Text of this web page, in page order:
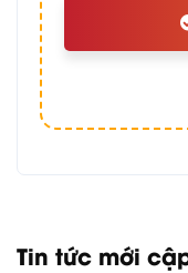
Tin tức mới